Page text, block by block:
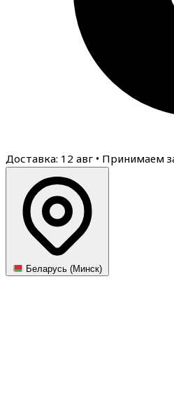
Доставка: 12 авг • Принимаем
Беларусь (Минск)